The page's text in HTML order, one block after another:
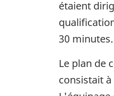
étaient
30 minutes.
Le plan de
consistait